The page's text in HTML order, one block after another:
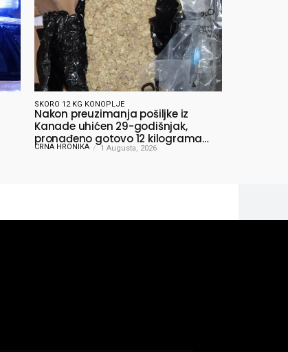
SKORO 12 KG KONOPLJE
Nakon preuzimanja pošiljke iz
Kanade uhićen 29-godišnjak,
pronađeno gotovo 12 kilograma
konoplje
CRNA HRONIKA 1 Augusta, 2026